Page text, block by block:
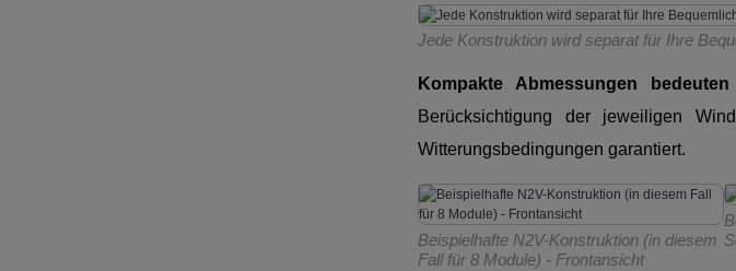
Jede Konstruktion wird separat für Ihre
Kompakte Abmessungen
Berücksichtigung der jeweiligen
Witterungsbedingungen garantiert.
Beispielhafte N2V-Konstruktion (in diesem
Fall für 8 Module) - Frontansicht